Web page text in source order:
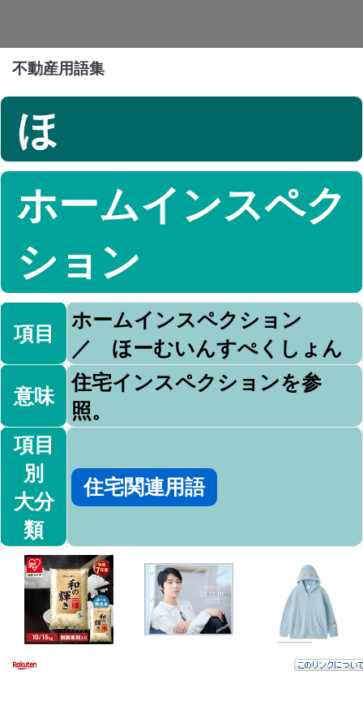
不動産用語集
ほ
ホームインスペク
ション
項目
ホームインスペクション
／ ほーむいんすぺくしょん
意味
住宅インスペクションを参
照。
項目
別
大分
類
住宅関連用語